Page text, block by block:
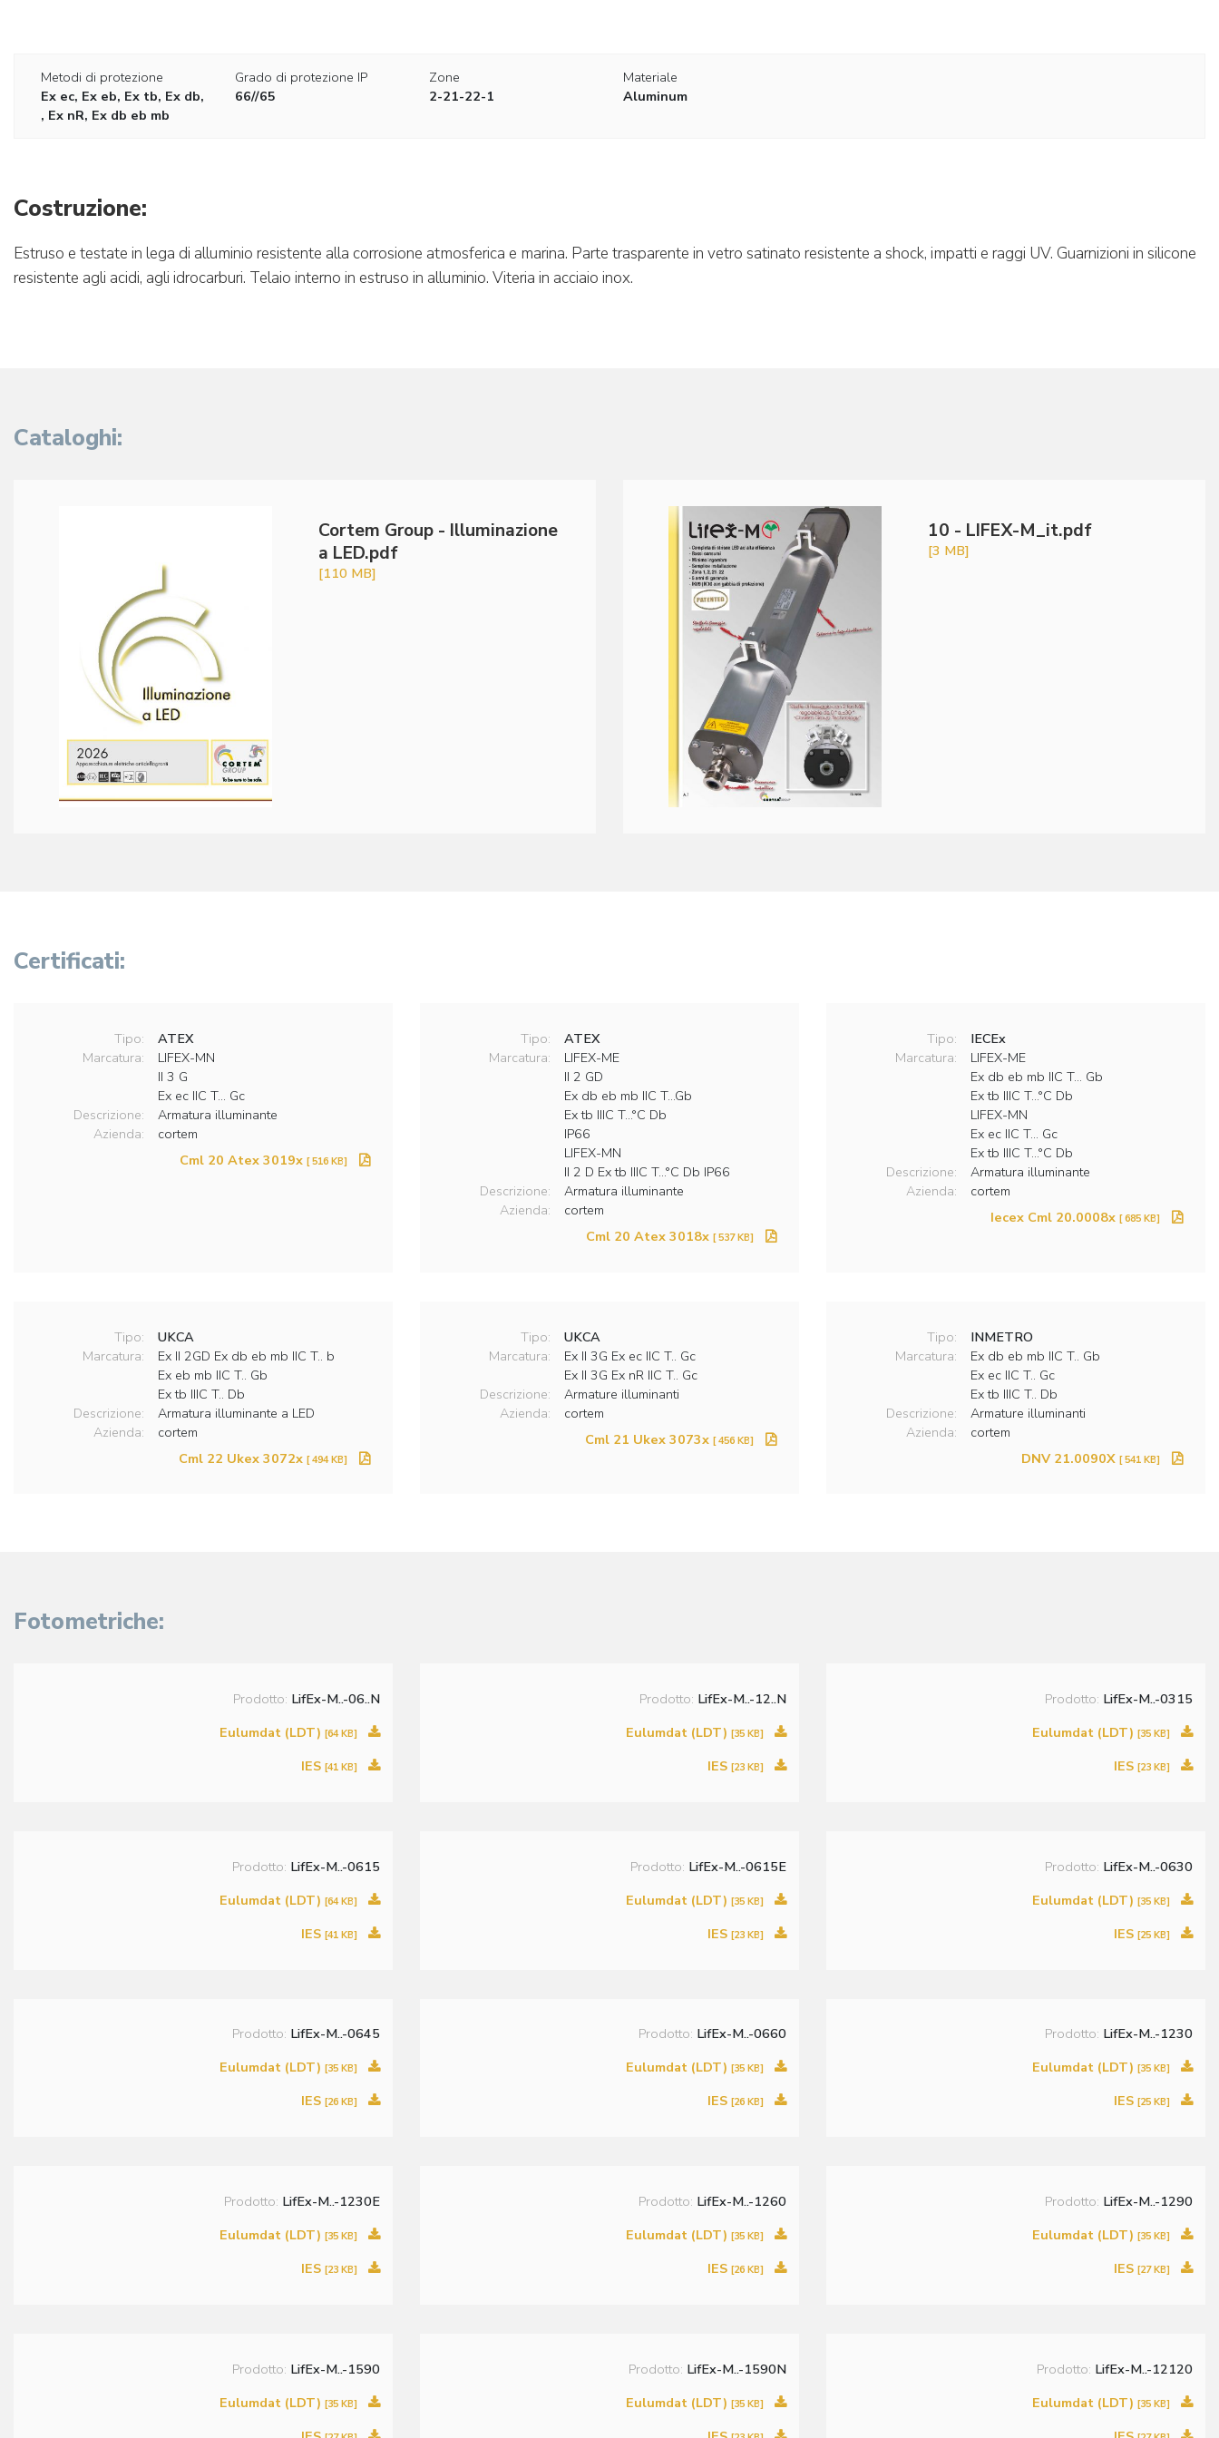
Metodi di protezione
Ex ec, Ex eb, Ex tb, Ex db,
, Ex nR, Ex db eb mb
Grado di protezione IP
66//65
Zone
2-21-22-1
Materiale
Aluminum
Costruzione:
Estruso e testate in lega di alluminio resistente alla corrosione atmosferica e marina. Parte trasparente in vetro satinato resistente a shock, impatti e raggi UV. Guarnizioni in silicone
resistente agli acidi, agli idrocarburi. Telaio interno in estruso in alluminio. Viteria in acciaio inox.
Cataloghi:
Cortem Group - Illuminazione
a LED.pdf
[110 MB]
10 - LIFEX-M_it.pdf
[3 MB]
Certificati:
Tipo:
ATEX
Marcatura:
LIFEX-MN
II 3 G
Ex ec IIC T... Gc
Descrizione:
Armatura illuminante
Azienda:
cortem
Cml 20 Atex 3019x[ 516 KB]
Tipo:
ATEX
Marcatura:
LIFEX-ME
II 2 GD
Ex db eb mb IIC T…Gb
Ex tb IIIC T…°C Db
IP66
LIFEX-MN
II 2 D Ex tb IIIC T…°C Db IP66
Descrizione:
Armatura illuminante
Azienda:
cortem
Cml 20 Atex 3018x[ 537 KB]
Tipo:
IECEx
Marcatura:
LIFEX-ME
Ex db eb mb IIC T… Gb
Ex tb IIIC T…°C Db
LIFEX-MN
Ex ec IIC T… Gc
Ex tb IIIC T…°C Db
Descrizione:
Armatura illuminante
Azienda:
cortem
Iecex Cml 20.0008x[ 685 KB]
Tipo:
UKCA
Marcatura:
Ex II 2GD Ex db eb mb IIC T.. b
Ex eb mb IIC T.. Gb
Ex tb IIIC T.. Db
Descrizione:
Armatura illuminante a LED
Azienda:
cortem
Cml 22 Ukex 3072x[ 494 KB]
Tipo:
UKCA
Marcatura:
Ex II 3G Ex ec IIC T.. Gc
Ex II 3G Ex nR IIC T.. Gc
Descrizione:
Armature illuminanti
Azienda:
cortem
Cml 21 Ukex 3073x[ 456 KB]
Tipo:
INMETRO
Marcatura:
Ex db eb mb IIC T.. Gb
Ex ec IIC T.. Gc
Ex tb IIIC T.. Db
Descrizione:
Armature illuminanti
Azienda:
cortem
DNV 21.0090X[ 541 KB]
Fotometriche:
Prodotto: LifEx-M..-06..N
Eulumdat (LDT)[64 KB]
IES[41 KB]
Prodotto: LifEx-M..-12..N
Eulumdat (LDT)[35 KB]
IES[23 KB]
Prodotto: LifEx-M..-0315
Eulumdat (LDT)[35 KB]
IES[23 KB]
Prodotto: LifEx-M..-0615
Eulumdat (LDT)[64 KB]
IES[41 KB]
Prodotto: LifEx-M..-0615E
Eulumdat (LDT)[35 KB]
IES[23 KB]
Prodotto: LifEx-M..-0630
Eulumdat (LDT)[35 KB]
IES[25 KB]
Prodotto: LifEx-M..-0645
Eulumdat (LDT)[35 KB]
IES[26 KB]
Prodotto: LifEx-M..-0660
Eulumdat (LDT)[35 KB]
IES[26 KB]
Prodotto: LifEx-M..-1230
Eulumdat (LDT)[35 KB]
IES[25 KB]
Prodotto: LifEx-M..-1230E
Eulumdat (LDT)[35 KB]
IES[23 KB]
Prodotto: LifEx-M..-1260
Eulumdat (LDT)[35 KB]
IES[26 KB]
Prodotto: LifEx-M..-1290
Eulumdat (LDT)[35 KB]
IES[27 KB]
Prodotto: LifEx-M..-1590
Eulumdat (LDT)[35 KB]
Prodotto: LifEx-M..-1590N
Eulumdat (LDT)[35 KB]
Prodotto: LifEx-M..-12120
Eulumdat (LDT)[35 KB]